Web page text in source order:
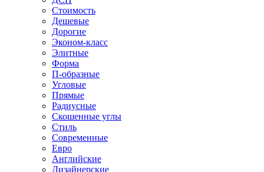
Стоимость
Дешевые
Дорогие
Эконом-класс
Элитные
Форма
П-образные
Угловые
Прямые
Радиусные
Скошенные углы
Стиль
Современные
Евро
Английские
Дизайнерские